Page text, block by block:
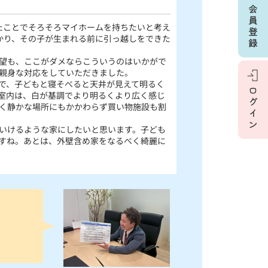
とでそろそろマイホームを持ちたいと考え
、その子が生まれる前に引っ越しをできた
も、ここがダメならこういうのはいかがで
な対応をしていただきました。
子どもと寝そべると天井が見えて明るく
内は、白が基調でより明るくより広く感じ
静かな場所にもかかわらず買い物施設も割
けるような家にしたいと思います。子ども
ね。あとは、外壁含め家をなるべく綺麗に